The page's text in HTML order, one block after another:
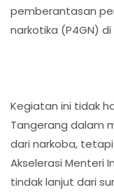
pemberantasan
narkotika (P4GN)
Kegiatan ini tidak
Tangerang dalam
dari narkoba,
Akselerasi Menteri
tindak lanjut dari